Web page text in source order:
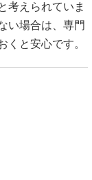
考えられていま
い場合は、専門
くと安心です。